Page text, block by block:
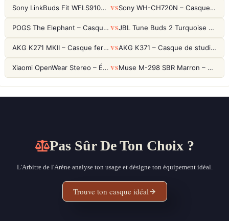
Sony LinkBuds Fit WFLS910NW Blanc – Écouteurs Sport Ailes ANC VS Sony WH-CH720N – Casque ANC 35h, Ultra-léger (192g) avec Processeur V1
POGS The Elephant – Casque Filaire Enfants 85dB POGS-Safe™ (Éco-Responsable) VS JBL Tune Buds 2 Turquoise – Écouteurs True Wireless avec ANC et autonomie 48h
AKG K271 MKII – Casque fermé studio fiable pour une écoute neutre VS AKG K371 – Casque de studio fermé 50mm titane, réponse 5Hz-50kHz
Xiaomi OpenWear Stereo – Écouteurs Open-Ear Hi-Res avec réduction de fuite sonore VS Muse M-298 SBR Marron – Casque Bluetooth ANC avec 66h d'autonomie
Pas Sûr De Ton Choix ?
L'Arbitre de l'Arène analyse ton usage et désigne ton équipement idéal.
Trouve ton casque idéal